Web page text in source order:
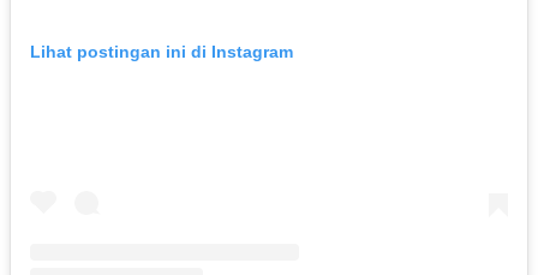
Lihat postingan ini di Instagram